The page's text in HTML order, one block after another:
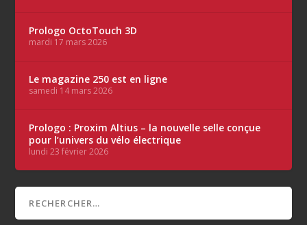
Prologo OctoTouch 3D
mardi 17 mars 2026
Le magazine 250 est en ligne
samedi 14 mars 2026
Prologo : Proxim Altius – la nouvelle selle conçue
pour l’univers du vélo électrique
lundi 23 février 2026